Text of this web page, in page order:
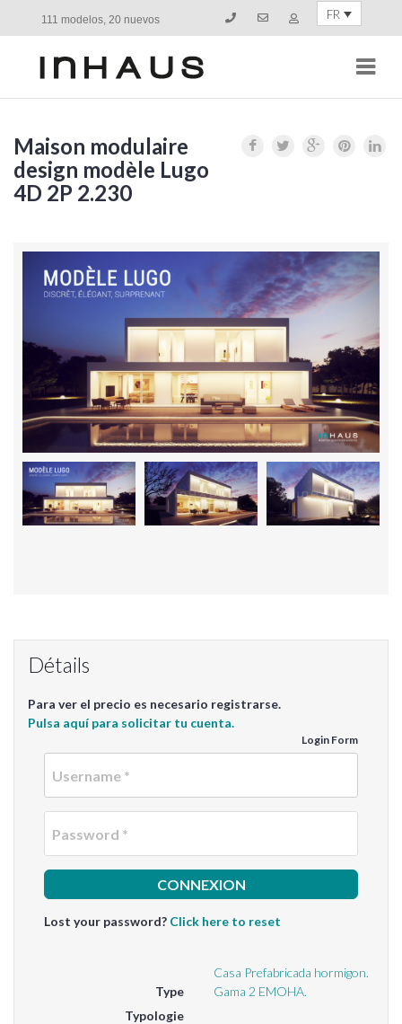
111 modelos, 20 nuevos FR
Maison modulaire
design modèle Lugo
4D 2P 2.230
Détails
Para ver el precio es necesario registrarse.
Pulsa aquí para solicitar tu cuenta.
Login Form
Lost your password? Click here to reset
Type
Casa Prefabricada hormigon.
Gama 2 EMOHA.
Typologie